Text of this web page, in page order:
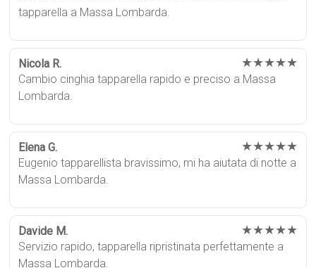
tapparella a Massa Lombarda.
Nicola R. ★★★★★
Cambio cinghia tapparella rapido e preciso a Massa
Lombarda.
Elena G. ★★★★★
Eugenio tapparellista bravissimo, mi ha aiutata di notte a
Massa Lombarda.
Davide M. ★★★★★
Servizio rapido, tapparella ripristinata perfettamente a
Massa Lombarda.